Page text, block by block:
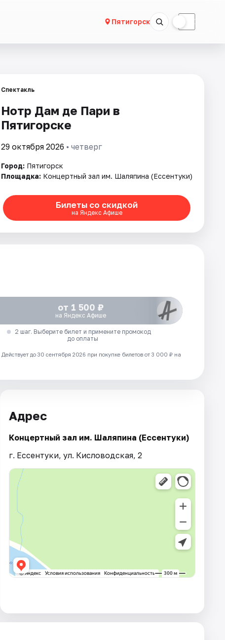
Пятигорск ☾
Спектакль
Нотр Дам де Пари в
Пятигорске
29 октября 2026 • четверг
Город: Пятигорск
Площадка: Концертный зал им. Шаляпина (Ессентуки)
Билеты со скидкой
на Яндекс Афише
от 1 500 ₽
на Яндекс Афише
2 шаг. Выберите билет и примените промокод
до оплаты
Действует до 30 сентября 2026 при покупке билетов от 3 000 ₽ на
Адрес
Концертный зал им. Шаляпина (Ессентуки)
г. Ессентуки, ул. Кисловодская, 2